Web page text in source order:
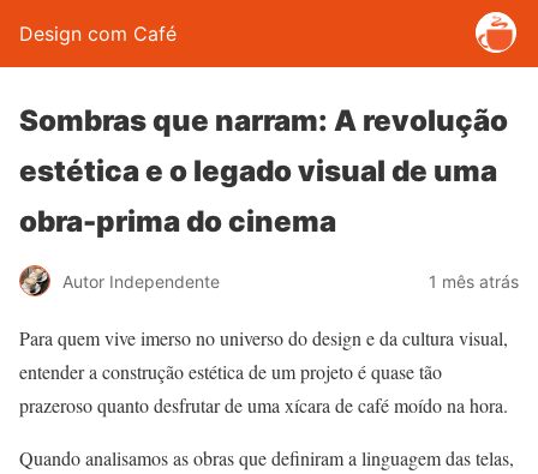
Design com Café
Sombras que narram: A revolução
estética e o legado visual de uma
obra-prima do cinema
Autor Independente 1 mês atrás
Para quem vive imerso no universo do design e da cultura visual,
entender a construção estética de um projeto é quase tão
prazeroso quanto desfrutar de uma xícara de café moído na hora.
Quando analisamos as obras que definiram a linguagem das telas,